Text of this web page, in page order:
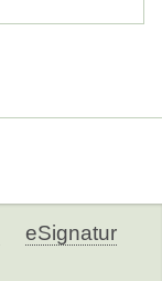
eSignatur